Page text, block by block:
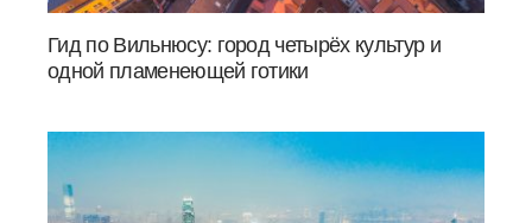
Гид по Вильнюсу: город четырёх культур и
одной пламенеющей готики